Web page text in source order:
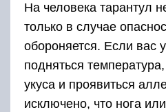
На человека тарантул
только в случае
обороняется. Если вас
подняться
укуса и проявиться
исключено, что нога